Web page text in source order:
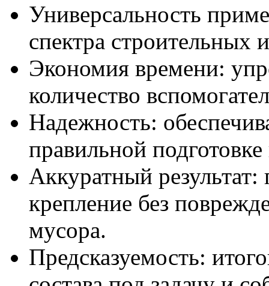
Универсальность
спектра строительных
Экономия времени:
количество
Надежность:
правильной
Аккуратный результат:
крепление без
мусора.
Предсказуемость: